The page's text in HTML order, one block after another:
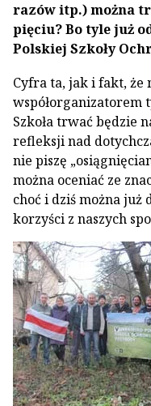
razów itp.) można
pięciu? Bo tyle już
Polskiej Szkoły
Cyfra ta, jak i fakt, że
współorganizatorem
Szkoła trwać będzie
refleksji nad
nie piszę
można oceniać ze
choć i dziś można już
korzyści z naszych